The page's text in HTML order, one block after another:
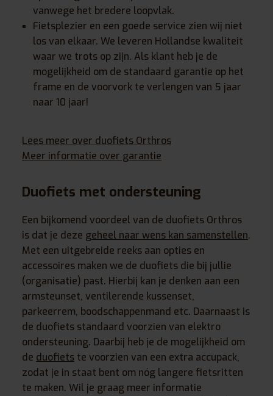
vanwege het bredere loopvlak.
Fietsplezier en een goede service zien wij niet
los van elkaar. We leveren Hollandse kwaliteit
waar we trots op zijn. Als klant heb je de
mogelijkheid om de standaard garantie op het
frame en de voorvork te verlengen van 5 jaar
naar 10 jaar!
Lees meer over duofiets Orthros
Meer informatie over garantie
Duofiets met ondersteuning
Een bijkomend voordeel van de duofiets Orthros
is dat je deze geheel naar wens kan samenstellen.
Met een uitgebreide reeks aan opties en
accessoires maken we de duofiets die bij jullie
(organisatie) past. Hierbij kan je denken aan een
armsteunset, ventilerende kussenset,
parkeerrem, boodschappenmand etc. Daarnaast is
de duofiets standaard voorzien van elektro
ondersteuning. Daarbij heb je de mogelijkheid om
de duofiets te voorzien van een extra accupack,
zodat je in staat bent om nóg langere fietsritten
te maken. Wil je graag meer informatie